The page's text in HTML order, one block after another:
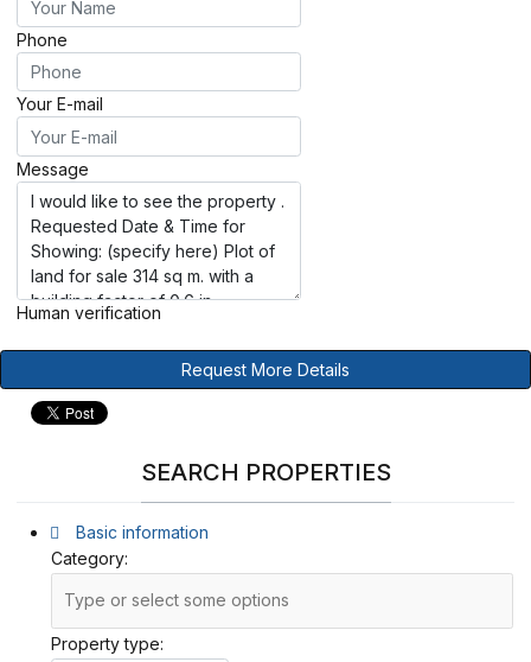
Phone
Your E-mail
Message
Human verification
Request More Details
SEARCH PROPERTIES
Basic information
Category:
Property type: